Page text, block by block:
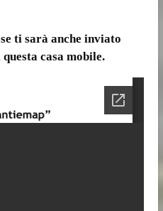
ti sarà anche inviato
casa mobile.